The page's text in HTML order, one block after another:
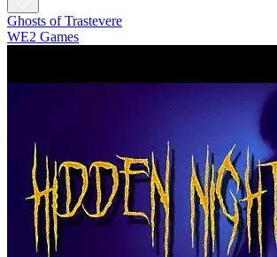
Ghosts of Trastevere
WE2 Games